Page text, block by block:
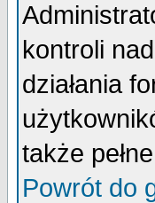
kontroli
działania
także
Powrót do